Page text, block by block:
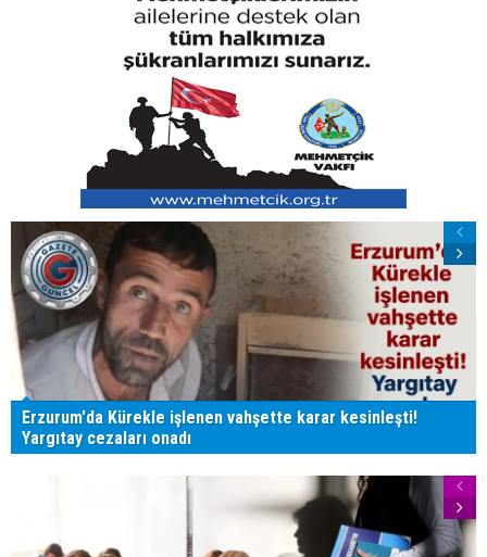
Erzurum'da Kürekle işlenen vahşette karar kesinleşti!
Yargıtay cezaları onadı